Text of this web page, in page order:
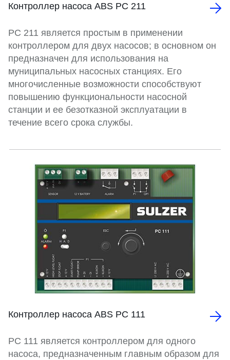
Контроллер насоса ABS PC 211
PC 211 является простым в применении
контроллером для двух насосов; в основном он
предназначен для использования на
муниципальных насосных станциях. Его
многочисленные возможности способствуют
повышению функциональности насосной
станции и ее безотказной эксплуатации в
течение всего срока службы.
Контроллер насоса ABS PC 111
PC 111 является контроллером для одного
насоса, предназначенным главным образом для